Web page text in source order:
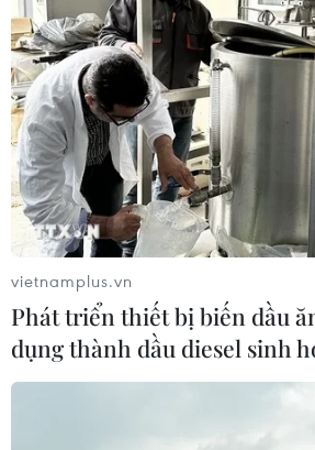
vietnamplus.vn
Phát triển thiết bị biến dầu
dụng thành dầu diesel sinh